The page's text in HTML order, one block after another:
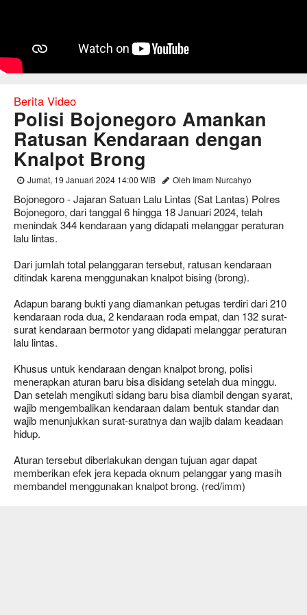
Berita Video
Polisi Bojonegoro Amankan
Ratusan Kendaraan dengan
Knalpot Brong
Jumat, 19 Januari 2024 14:00 WIB Oleh Imam Nurcahyo
Bojonegoro - Jajaran Satuan Lalu Lintas (Sat Lantas) Polres
Bojonegoro, dari tanggal 6 hingga 18 Januari 2024, telah
menindak 344 kendaraan yang didapati melanggar peraturan
lalu lintas.
Dari jumlah total pelanggaran tersebut, ratusan kendaraan
ditindak karena menggunakan knalpot bising (brong).
Adapun barang bukti yang diamankan petugas terdiri dari 210
kendaraan roda dua, 2 kendaraan roda empat, dan 132 surat-
surat kendaraan bermotor yang didapati melanggar peraturan
lalu lintas.
Khusus untuk kendaraan dengan knalpot brong, polisi
menerapkan aturan baru bisa disidang setelah dua minggu.
Dan setelah mengikuti sidang baru bisa diambil dengan syarat,
wajib mengembalikan kendaraan dalam bentuk standar dan
wajib menunjukkan surat-suratnya dan wajib dalam keadaan
hidup.
Aturan tersebut diberlakukan dengan tujuan agar dapat
memberikan efek jera kepada oknum pelanggar yang masih
membandel menggunakan knalpot brong. (red/imm)